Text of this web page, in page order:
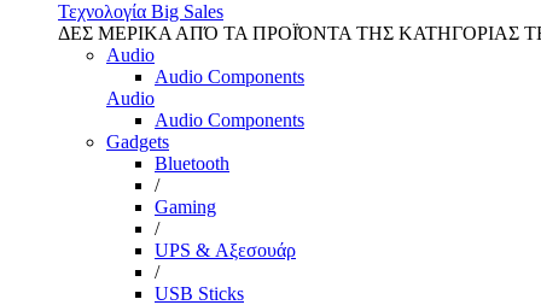
Τεχνολογία Big Sales
ΔΕΣ ΜΕΡΙΚΑ ΑΠΌ ΤΑ ΠΡΟΪΌΝΤΑ ΤΗΣ ΚΑΤΗΓΟΡΙΑΣ
Audio
Audio Components
Audio
Audio Components
Gadgets
Bluetooth
/
Gaming
/
UPS & Αξεσουάρ
/
USB Sticks